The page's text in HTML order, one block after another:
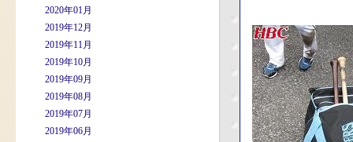
2020年01月
2019年12月
2019年11月
2019年10月
2019年09月
2019年08月
2019年07月
2019年06月